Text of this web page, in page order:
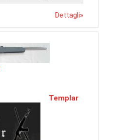
Dettagli»
Templar